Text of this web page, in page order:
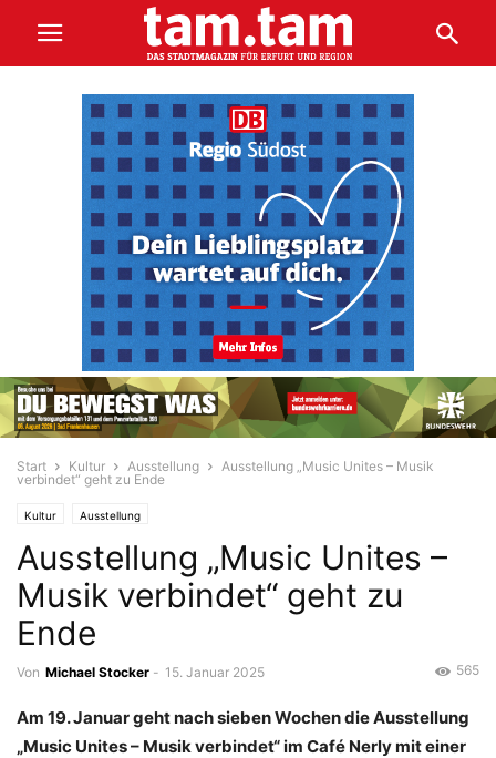
Start Kultur Ausstellung
Ausstellung „Music Unites – Musik
verbindet“ geht zu Ende
Kultur Ausstellung
Ausstellung „Music Unites –
Musik verbindet“ geht zu
Ende
Von Michael Stocker - 15. Januar 2025 565
Am 19. Januar geht nach sieben Wochen die Ausstellung
„Music Unites – Musik verbindet“ im Café Nerly mit einer